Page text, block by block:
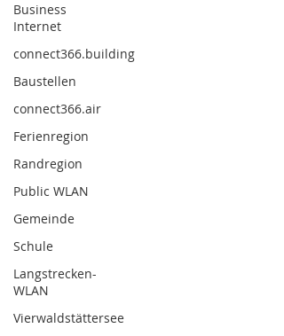
Business
Internet
connect366.building
Baustellen
connect366.air
Ferienregion
Randregion
Public WLAN
Gemeinde
Schule
Langstrecken-
WLAN
Vierwaldstättersee